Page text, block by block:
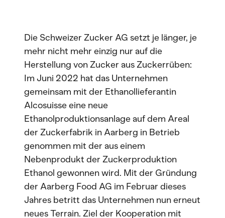
Die Schweizer Zucker AG setzt je länger, je
mehr nicht mehr einzig nur auf die
Herstellung von Zucker aus Zuckerrüben:
Im Juni 2022 hat das Unternehmen
gemeinsam mit der Ethanollieferantin
Alcosuisse eine neue
Ethanolproduktionsanlage auf dem Areal
der Zuckerfabrik in Aarberg in Betrieb
genommen mit der aus einem
Nebenprodukt der Zuckerproduktion
Ethanol gewonnen wird. Mit der Gründung
der Aarberg Food AG im Februar dieses
Jahres betritt das Unternehmen nun erneut
neues Terrain. Ziel der Kooperation mit